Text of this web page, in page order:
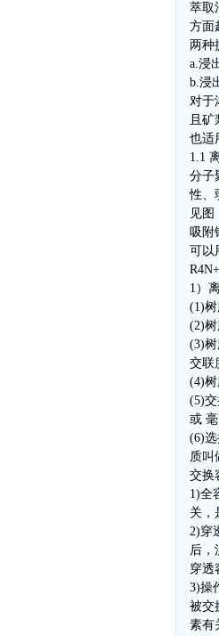
萃取
方面
两种
a.浸
b.浸
对于
且
也适
1.1
分子
性、
见图
吸附
可以
1）
(1)树
(2)
(3)
交联
(4)
(5)
或
(6)
质叫
交换
1)全
关，
2)穿
后，
穿透
3)操
被交
素有